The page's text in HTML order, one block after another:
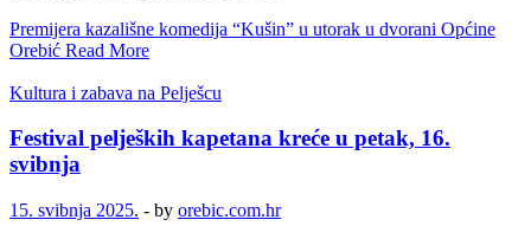
Premijera kazališne komedija “Kušin” u utorak u dvorani Općine
Orebić Read More
Kultura i zabava na Pelješcu
Festival peljeških kapetana kreće u petak, 16.
svibnja
15. svibnja 2025. - by orebic.com.hr